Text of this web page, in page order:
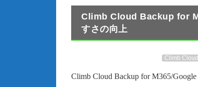
Climb Cloud Backup for
すさの向上
Climb
Climb Cloud Backup for M365/